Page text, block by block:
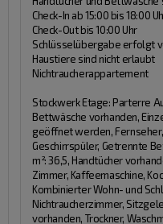
Check-In ab 15:00 bis 18:00
Check-Out bis 10:00 Uhr
Schlüsselübergabe erfolgt
Haustiere sind nicht erlaubt
Nichtraucherappartement
Stockwerk Etage:Parterre
Bettwäsche vorhanden,
geöffnet werden,
Geschirrspüler, Getrennte
m²: 36,5, Handtücher
Zimmer, Kaffeemaschine,
Kombinierter Wohn- und
Nichtraucherzimmer,
vorhanden, Trockner,